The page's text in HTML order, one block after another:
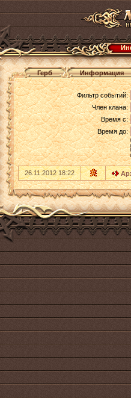
Герб Информация
Фильтр событий:
Член клана:
Время с:
Время до:
26.11.2012 18:22